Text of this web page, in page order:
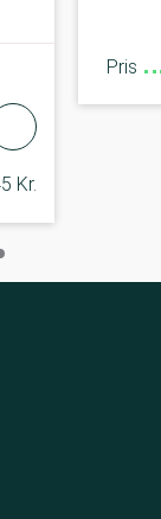
Kr.
Pris